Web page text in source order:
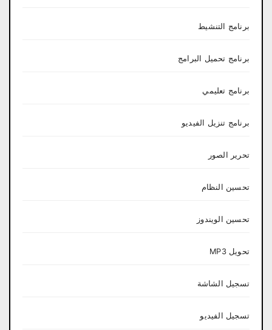
برنامج التنشيط
برنامج تحميل البرامج
برنامج تعليمي
برنامج تنزيل الفيديو
تحرير الصور
تحسين النظام
تحسين الويندوز
تحويل MP3
تسجيل الشاشة
تسجيل الفيديو